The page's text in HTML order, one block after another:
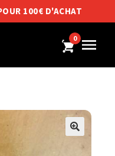
100€ D'ACHAT
0